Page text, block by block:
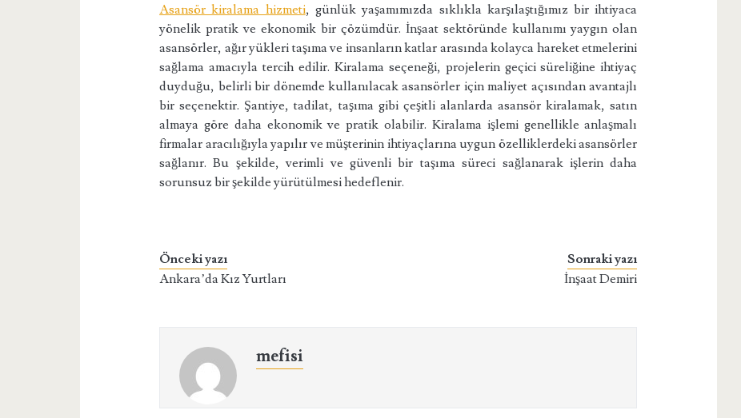
Asansör kiralama hizmeti, günlük yaşamımızda sıklıkla karşılaştığımız bir ihtiyaca
yönelik pratik ve ekonomik bir çözümdür. İnşaat sektöründe kullanımı yaygın olan
asansörler, ağır yükleri taşıma ve insanların katlar arasında kolayca hareket etmelerini
sağlama amacıyla tercih edilir. Kiralama seçeneği, projelerin geçici süreliğine ihtiyaç
duyduğu, belirli bir dönemde kullanılacak asansörler için maliyet açısından avantajlı
bir seçenektir. Şantiye, tadilat, taşıma gibi çeşitli alanlarda asansör kiralamak, satın
almaya göre daha ekonomik ve pratik olabilir. Kiralama işlemi genellikle anlaşmalı
firmalar aracılığıyla yapılır ve müşterinin ihtiyaçlarına uygun özelliklerdeki asansörler
sağlanır. Bu şekilde, verimli ve güvenli bir taşıma süreci sağlanarak işlerin daha
sorunsuz bir şekilde yürütülmesi hedeflenir.
Önceki yazı
Ankara’da Kız Yurtları
Sonraki yazı
İnşaat Demiri
mefisi